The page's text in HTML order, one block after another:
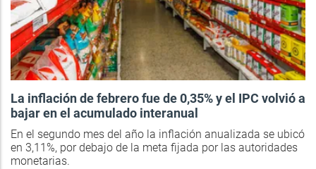
La inflación de febrero fue de 0,35% y el IPC volvió a
bajar en el acumulado interanual
En el segundo mes del año la inflación anualizada se ubicó
en 3,11%, por debajo de la meta fijada por las autoridades
monetarias.